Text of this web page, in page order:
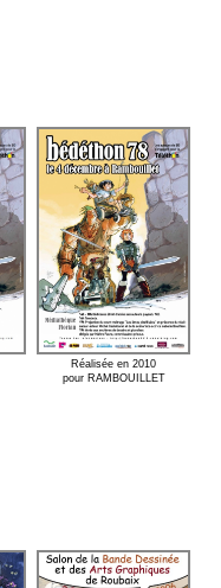
Réalisée en 2010
pour RAMBOUILLET